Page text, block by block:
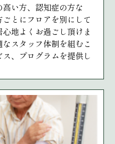
い方、認知症の方な
とにフロアを別にして
地よくお過ごし頂けま
スタッフ体制を組むこ
、プログラムを提供し